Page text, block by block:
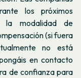
los próximos
la modalidad de
(si fuera
no está
en contacto
de confianza para